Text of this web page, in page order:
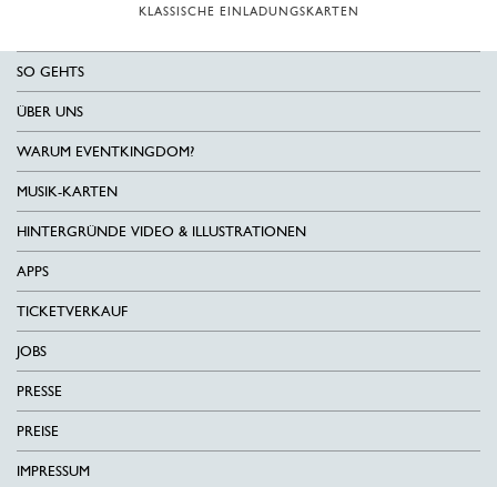
KLASSISCHE EINLADUNGSKARTEN
SO GEHTS
ÜBER UNS
WARUM EVENTKINGDOM?
MUSIK-KARTEN
HINTERGRÜNDE VIDEO & ILLUSTRATIONEN
APPS
TICKETVERKAUF
JOBS
PRESSE
PREISE
IMPRESSUM